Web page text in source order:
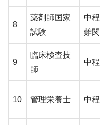
8
薬剤師国家
試験
中
難関
9
臨床検査技
師
中
10 管理栄養士 中